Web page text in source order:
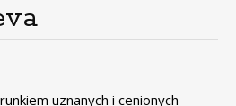
uznanych i cenionych